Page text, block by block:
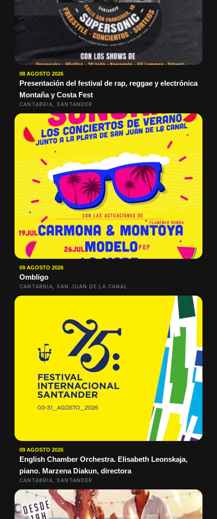
08 AGOSTO 2026
Presentación del festival de rap, reggae y electrónica
Montaña y Costa Fest
CANTABRIA, SANTANDER
09 AGOSTO 2026
Ombligo
CANTABRIA, SAN JUAN DE LA CANAL
09 AGOSTO 2026
English Chamber Orchestra. Elisabeth Leonskaja,
piano. Marzena Diakun, directora
CANTABRIA, SANTANDER